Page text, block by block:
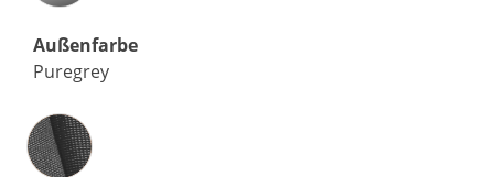
Außenfarbe
Puregrey
Innenausstattung